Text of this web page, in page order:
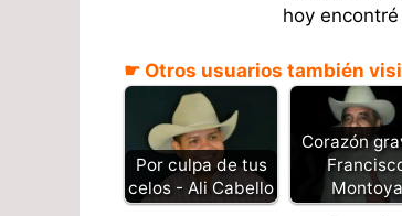
hoy
☛ Otros usuarios también
Por culpa de tus
celos - Ali Cabello
Corazón
Montoya